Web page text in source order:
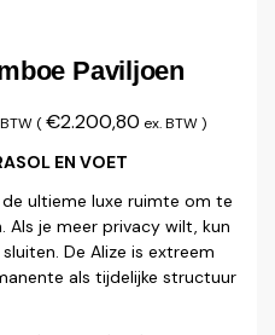
Paviljoen
(€2.200,80 ex. BTW)
EN VOET
ultieme luxe ruimte om te
je meer privacy wilt, kun
De Alize is extreem
als tijdelijke structuur